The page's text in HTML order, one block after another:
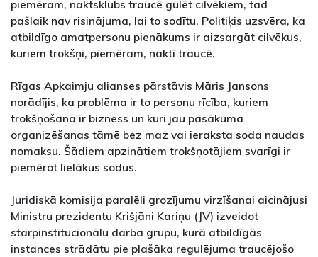
piemēram, naktsklubs traucē gulēt cilvēkiem, tad
pašlaik nav risinājuma, lai to sodītu. Politiķis uzsvēra, ka
atbildīgo amatpersonu pienākums ir aizsargāt cilvēkus,
kuriem trokšņi, piemēram, naktī traucē.
Rīgas Apkaimju alianses pārstāvis Māris Jansons
norādījis, ka problēma ir to personu rīcība, kuriem
trokšņošana ir bizness un kuri jau pasākuma
organizēšanas tāmē bez maz vai ieraksta soda naudas
nomaksu. Šādiem apzinātiem trokšņotājiem svarīgi ir
piemērot lielākus sodus.
Juridiskā komisija paralēli grozījumu virzīšanai aicinājusi
Ministru prezidentu Krišjāni Kariņu (JV) izveidot
starpinstitucionālu darba grupu, kurā atbildīgās
instances strādātu pie plašāka regulējuma traucējošo